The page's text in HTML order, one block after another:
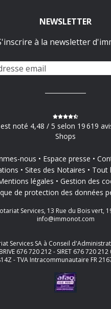
NEWSLETTER
à la newsletter
noté 4,48 / 5 selon 19 619
Shops
nous Espace presse
Sites des Notaires
Tout
légales
Gestion des
de protection des données
Services, 13 Rue du Bois vert,
info@immonot.com
Services SA à Conseil
676 720 212 - SIRET 676 720
- TVA Intracommunautaire FR